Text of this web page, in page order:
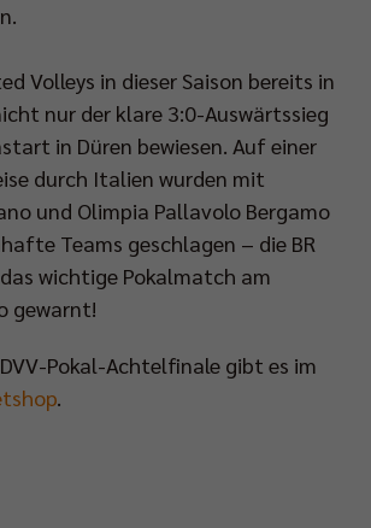
Volleys in dieser Saison bereits in
nur der klare 3:0-Auswärtssieg
in Düren bewiesen. Auf einer
durch Italien wurden mit
und Olimpia Pallavolo Bergamo
Teams geschlagen – die BR
wichtige Pokalmatch am
gewarnt!
Pokal-Achtelfinale gibt es im
.